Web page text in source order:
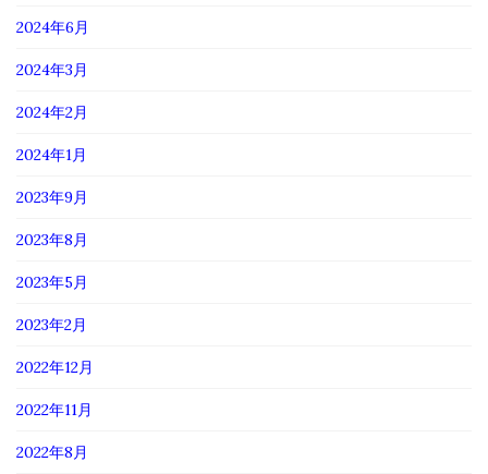
2024年6月
2024年3月
2024年2月
2024年1月
2023年9月
2023年8月
2023年5月
2023年2月
2022年12月
2022年11月
2022年8月